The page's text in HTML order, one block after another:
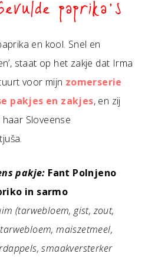
paprika’s
en kool. Snel en
staat op het zakje dat Irma
voor mijn zomerserie
pakjes en zakjes, en zij
Sloveense
pakje: Fant Polnjeno
in sarmo
(tarwebloem, gist, zout,
maiszetmeel,
smaakversterker